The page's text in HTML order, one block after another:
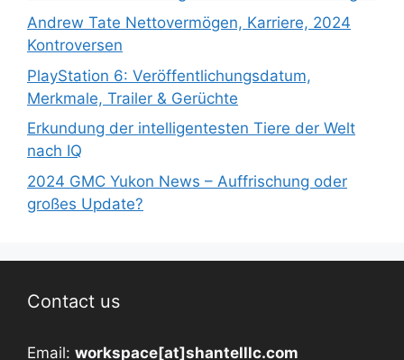
Andrew Tate Nettovermögen, Karriere, 2024
Kontroversen
PlayStation 6: Veröffentlichungsdatum,
Merkmale, Trailer & Gerüchte
Erkundung der intelligentesten Tiere der Welt
nach IQ
2024 GMC Yukon News – Auffrischung oder
großes Update?
Contact us
Email: workspace[at]shantelllc.com